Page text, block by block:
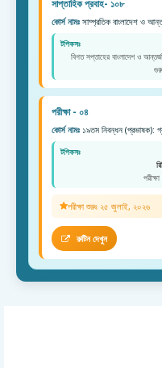
সাপ্তাহিক প্রবাহ- ১০৮
কোর্স নামঃ সাম্প্রতিক বাংলাদেশ ও
টপিকসঃ
বিগত সপ্তাহের বাংলাদেশ ও
পরীক্ষা - ০৪
কোর্স নামঃ ১৯তম নিবন্ধন (প্রভাষক):
টপিকসঃ
পরীক্ষা শুরুঃ ২৫ জুলাই, ২০২৬
রুটিন দেখুন